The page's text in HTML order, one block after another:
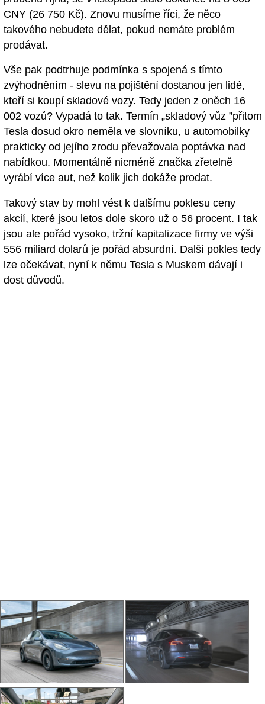
CNY (26 750 Kč). Znovu musíme říci, že něco
takového nebudete dělat, pokud nemáte problém
prodávat.
Vše pak podtrhuje podmínka s spojená s tímto
zvýhodněním - slevu na pojištění dostanou jen lidé,
kteří si koupí skladové vozy. Tedy jeden z oněch 16
002 vozů? Vypadá to tak. Termín „skladový vůz ”přitom
Tesla dosud okro neměla ve slovníku, u automobilky
prakticky od jejího zrodu převažovala poptávka nad
nabídkou. Momentálně nicméně značka zřetelně
vyrábí více aut, než kolik jich dokáže prodat.
Takový stav by mohl vést k dalšímu poklesu ceny
akcií, které jsou letos dole skoro už o 56 procent. I tak
jsou ale pořád vysoko, tržní kapitalizace firmy ve výši
556 miliard dolarů je pořád absurdní. Další pokles tedy
lze očekávat, nyní k němu Tesla s Muskem dávají i
dost důvodů.